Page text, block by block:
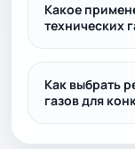
Какое
технических
Как выбрать
газов для